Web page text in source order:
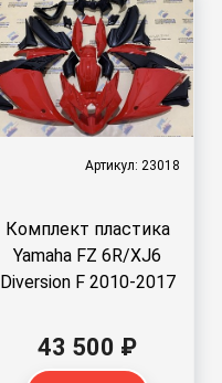
Артикул: 23018
Комплект пластика
Yamaha FZ 6R/XJ6
Diversion F 2010-2017
43 500 ₽